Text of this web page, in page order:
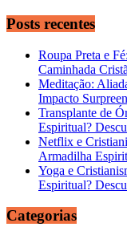
Posts recentes
Roupa Preta e
Caminhada
Meditação:
Impacto
Transplante de
Espiritual?
Netflix e
Armadilha
Yoga e
Espiritual?
Categorias